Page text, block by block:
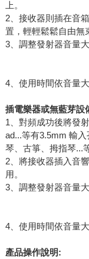
上。
2、接收器則插在音
置，輕輕鬆鬆自由無
3、調整發射器音量
4、使用時間依音量
插電樂器或無藍芽設
1、對頻成功後將發
ad...等有3.5mm 輸
琴、古箏、拇指琴...
2、將接收器插入音
用。
3、調整發射器音量
4、使用時間依音量
產品操作說明: